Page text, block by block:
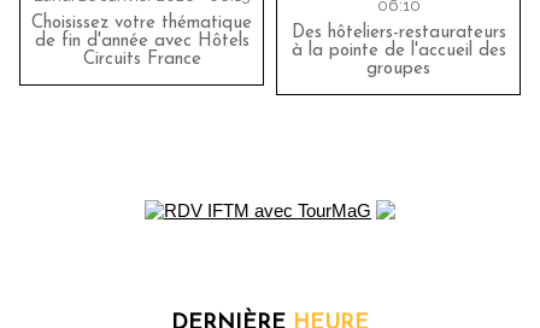
Choisissez votre thématique
de fin d'année avec Hôtels
Circuits France
06:10
Des hôteliers-restaurateurs
à la pointe de l'accueil des
groupes